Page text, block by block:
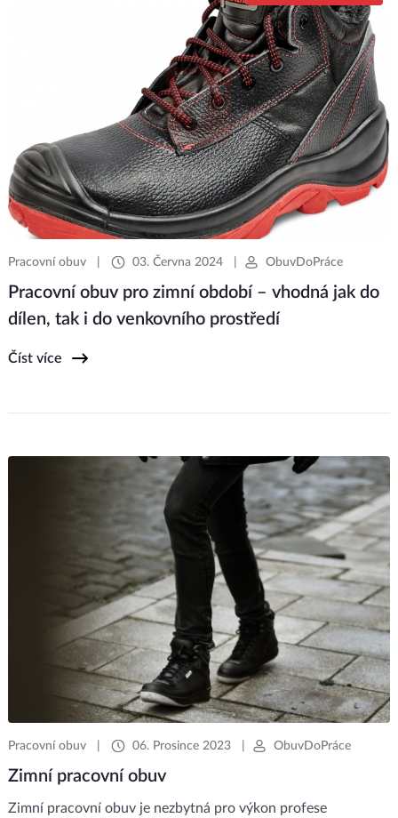
Pracovní obuv| 03. Června 2024| ObuvDoPráce
Pracovní obuv pro zimní období – vhodná jak do
dílen, tak i do venkovního prostředí
Číst více
Pracovní obuv| 06. Prosince 2023| ObuvDoPráce
Zimní pracovní obuv
Zimní pracovní obuv je nezbytná pro výkon profese